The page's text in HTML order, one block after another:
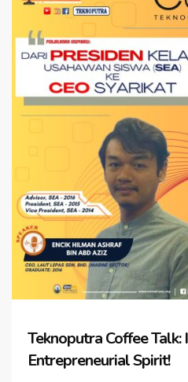
Teknoputra Coffee Talk:
Entrepreneurial Spirit!